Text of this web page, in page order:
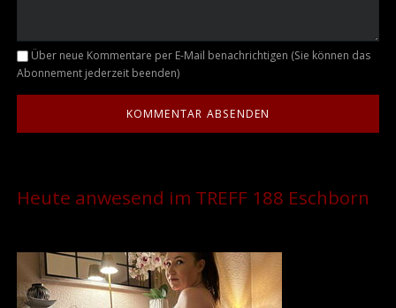
Kommentar
Über neue Kommentare per E-Mail benachrichtigen (Sie können das
Abonnement jederzeit beenden)
Heute anwesend im TREFF 188 Eschborn